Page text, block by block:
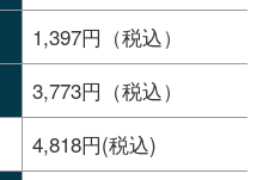
1,397円（税込）
3,773円（税込）
4,818円(税込)